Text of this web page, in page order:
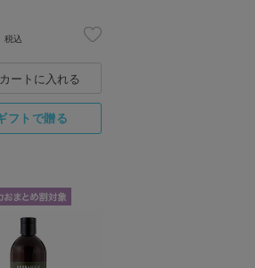
税込
カートに入れる